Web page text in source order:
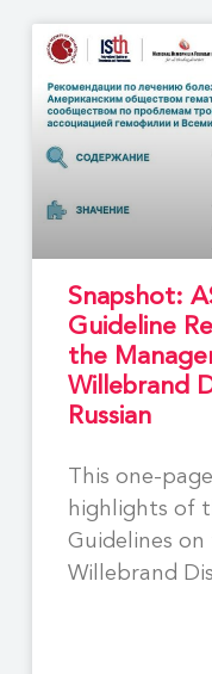
Snapshot:
Guideline
the
Willebrand
Russian
This one-
highlights of
Guidelines
Willebrand